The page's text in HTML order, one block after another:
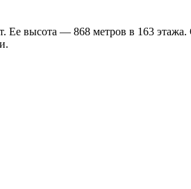
Ее высота — 868 метров в 163